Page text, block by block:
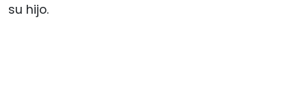
su hijo.